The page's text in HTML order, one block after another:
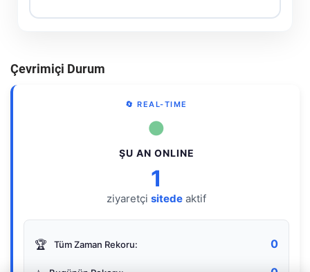
Çevrimiçi Durum
🔄 REAL-TIME
●
ŞU AN ONLINE
1
ziyaretçi sitede aktif
🏆 Tüm Zaman Rekoru: 0